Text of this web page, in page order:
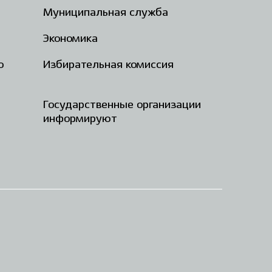
Муниципальная служба
Экономика
Избирательная комиссия
Государственные организации
информируют